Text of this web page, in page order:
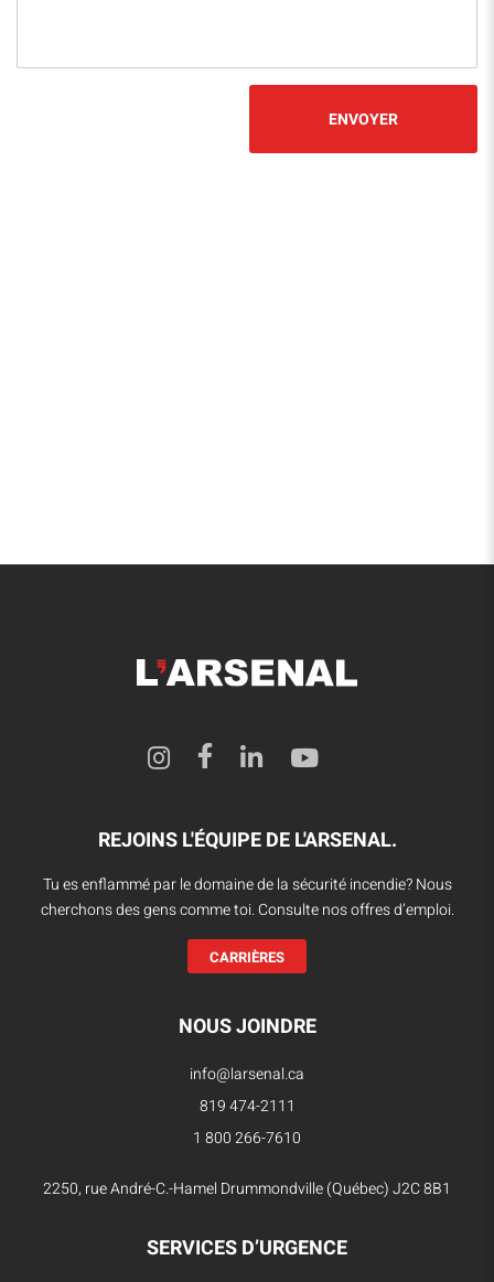
REJOINS L'ÉQUIPE DE L'ARSENAL.
Tu es enflammé par le domaine de la sécurité incendie? Nous
cherchons des gens comme toi. Consulte nos offres d’emploi.
CARRIÈRES
NOUS JOINDRE
info@larsenal.ca
819 474-2111
1 800 266-7610
2250, rue André-C.-Hamel Drummondville (Québec) J2C 8B1
SERVICES D’URGENCE